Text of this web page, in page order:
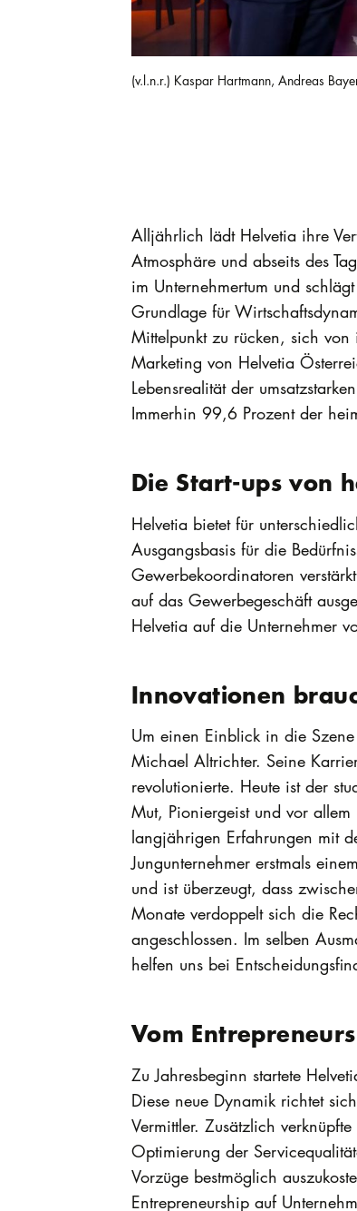
(v.l.n.r.) Kaspar Hartmann, Andreas
Alljährlich lädt Helvetia ihre
Atmosphäre und abseits des
im Unternehmertum und
Grundlage für
Mittelpunkt zu rücken, sich
Marketing von Helvetia
Lebensrealität der
Immerhin 99,6 Prozent der
Die Start-ups von
Helvetia bietet für
Ausgangsbasis für die
Gewerbekoordinatoren
auf das Gewerbegeschäft
Helvetia auf die Unternehmer
Innovationen
Um einen Einblick in die
Michael Altrichter. Seine
revolutionierte. Heute ist der
Mut, Pioniergeist und vor
langjährigen Erfahrungen mit
Jungunternehmer erstmals
und ist überzeugt, dass
Monate verdoppelt sich die
angeschlossen. Im selben
helfen uns bei
Vom
Zu Jahresbeginn startete
Diese neue Dynamik richtet
Vermittler. Zusätzlich
Optimierung der
Vorzüge bestmöglich
Entrepreneurship auf